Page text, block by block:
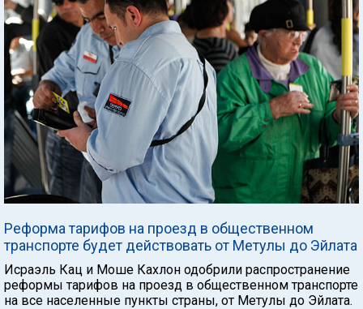
Реформа тарифов на проезд в общественном
транспорте будет действовать от Метулы до Эйлата
Исраэль Кац и Моше Кахлон одобрили распространение
реформы тарифов на проезд в общественном транспорте
на все населенные пункты страны, от Метулы до Эйлата.